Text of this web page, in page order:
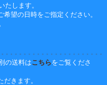
たします。
望の日時をご指定ください。
の送料はこちらをご覧くださ
きます。